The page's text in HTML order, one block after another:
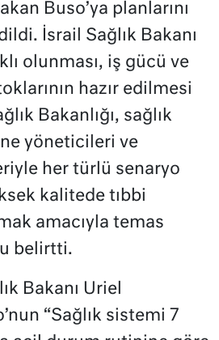
Buso’ya planlarını
İsrail Sağlık Bakanı
olunması, iş gücü ve
hazır edilmesi
Bakanlığı, sağlık
yöneticileri ve
her türlü senaryo
kalitede tıbbi
amacıyla temas
belirtti.
Bakanı Uriel
“Sağlık sistemi 7